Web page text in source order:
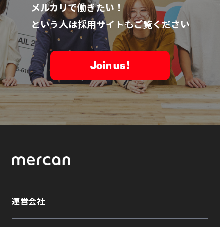
メルカリで働きたい！
という人は採用サイトもご覧ください
Join us !
運営会社